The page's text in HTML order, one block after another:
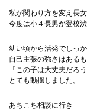
私が関わり方を変え長
今度は小４長男が登校
幼い頃から活発でしっ
自己主張の強さはある
「この子は大丈夫だろ
とても動揺しました。
あちこち相談に行き